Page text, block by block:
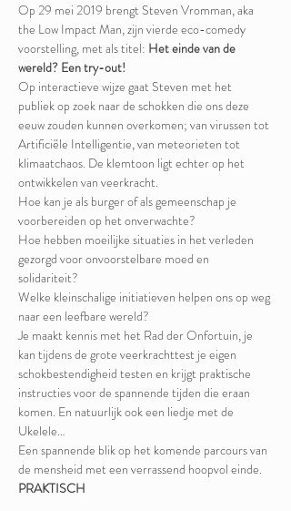
Op 29 mei 2019 brengt Steven Vromman, aka
the Low Impact Man, zijn vierde eco-comedy
voorstelling, met als titel: Het einde van de
wereld? Een try-out!
Op interactieve wijze gaat Steven met het
publiek op zoek naar de schokken die ons deze
eeuw zouden kunnen overkomen; van virussen tot
Artificiële Intelligentie, van meteorieten tot
klimaatchaos. De klemtoon ligt echter op het
ontwikkelen van veerkracht.
Hoe kan je als burger of als gemeenschap je
voorbereiden op het onverwachte?
Hoe hebben moeilijke situaties in het verleden
gezorgd voor onvoorstelbare moed en
solidariteit?
Welke kleinschalige initiatieven helpen ons op weg
naar een leefbare wereld?
Je maakt kennis met het Rad der Onfortuin, je
kan tijdens de grote veerkrachttest je eigen
schokbestendigheid testen en krijgt praktische
instructies voor de spannende tijden die eraan
komen. En natuurlijk ook een liedje met de
Ukelele…
Een spannende blik op het komende parcours van
de mensheid met een verrassend hoopvol einde.